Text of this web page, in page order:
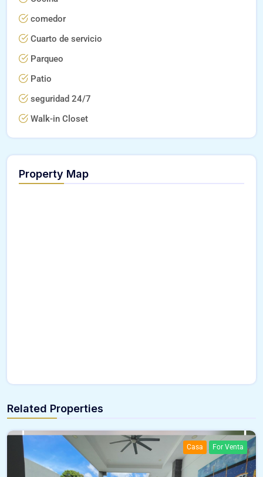
comedor
Cuarto de servicio
Parqueo
Patio
seguridad 24/7
Walk-in Closet
Property Map
Related Properties
Casa For Venta